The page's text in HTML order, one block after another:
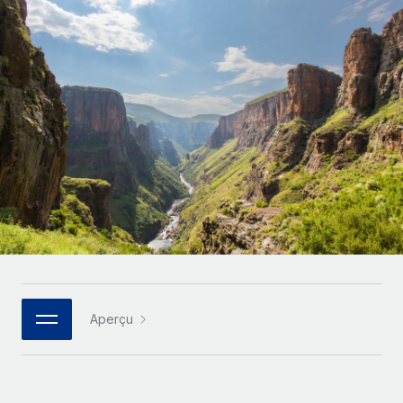
Gestion des freelances
Intégrez et gérez vos freelances partout dans le monde
Sous-traitez les opérations complexes liées à l’emploi
INFRASTRUCTURE
Intégration Remote
Intégrez vos RH aux flux de travail en toute simplicité
Plateforme
Des fonctions RH clés intégrées pour votre équipe
Connectez n'importe quel outil d’IA à Remote grâce à
notre MCP
Comparer Remote
Examinez notre service par rapport aux autres
CROISSANCE
Start-ups
Des solutions agiles et internationales pour les RH et la
paie des entreprises en pleine croissance
Entreprises intermédiaires
Développez vos équipes avec des solutions RH sur
mesure
Entreprise
Les RH à l’international pour les grandes entreprises
pays
Calculateur de paiement des freelances
Découvrez les devises disponibles et les vitesses de
paiement pour vos freelances internationaux
APPRENDRE AVEC REMOTE
Recherche et guides
Études de cas
Checklists et modèles
Descriptions de postes
Nederlands
Français
Deutsch
Español
Italiano
Português (Portugal)
日本語
한국어
Aperçu